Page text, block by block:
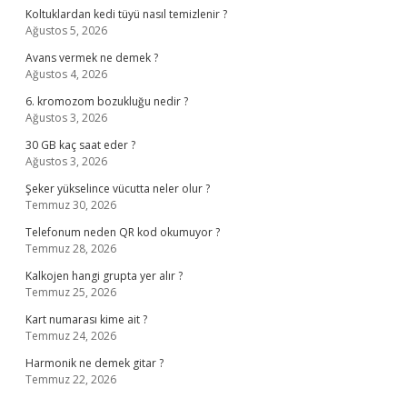
Koltuklardan kedi tüyü nasıl temizlenir ?
Ağustos 5, 2026
Avans vermek ne demek ?
Ağustos 4, 2026
6. kromozom bozukluğu nedir ?
Ağustos 3, 2026
30 GB kaç saat eder ?
Ağustos 3, 2026
Şeker yükselince vücutta neler olur ?
Temmuz 30, 2026
Telefonum neden QR kod okumuyor ?
Temmuz 28, 2026
Kalkojen hangi grupta yer alır ?
Temmuz 25, 2026
Kart numarası kime ait ?
Temmuz 24, 2026
Harmonik ne demek gitar ?
Temmuz 22, 2026